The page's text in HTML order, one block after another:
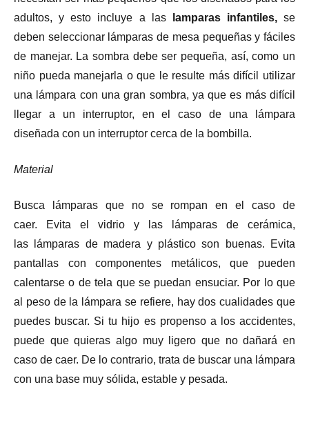
adultos, y esto incluye a las
lamparas infantiles, se
deben seleccionar lámparas de mesa pequeñas y fáciles
de manejar. La sombra debe ser pequeña, así, como un
niño pueda manejarla o que le resulte más difícil utilizar
una lámpara con una gran sombra, ya que es más difícil
llegar a un interruptor, en el caso de una lámpara
diseñada con un interruptor cerca de la bombilla.
Material
Busca lámparas que no se rompan en el caso de
caer. Evita el vidrio y las lámparas de cerámica,
las lámparas de madera y plástico son buenas. Evita
pantallas con componentes metálicos, que pueden
calentarse o de tela que se puedan ensuciar. Por lo que
al peso de la lámpara se refiere, hay dos cualidades que
puedes buscar. Si tu hijo es propenso a los accidentes,
puede que quieras algo muy ligero que no dañará en
caso de caer. De lo contrario, trata de buscar una lámpara
con una base muy sólida, estable y pesada.